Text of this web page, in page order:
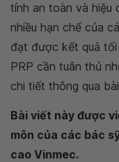
tính an toàn và hiệu
nhiều hạn chế của
đạt được kết quả
PRP cần tuân thủ
chi tiết thông qua
Bài viết này được
môn của các bác
cao Vinmec.